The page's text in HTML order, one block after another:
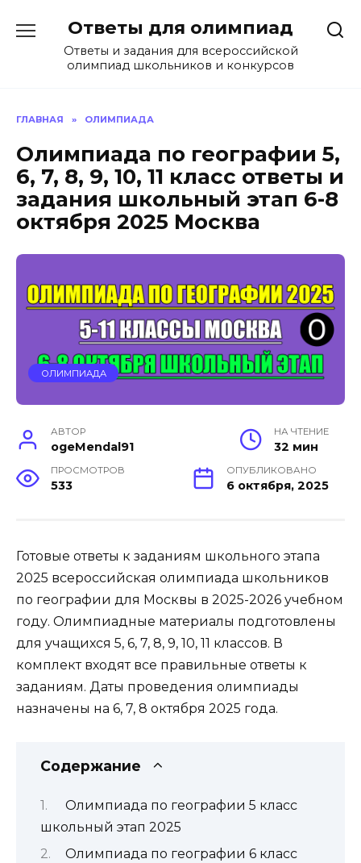
содержанию
Ответы для олимпиад
Ответы и задания для всероссийской
олимпиад школьников и конкурсов
ГЛАВНАЯ » ОЛИМПИАДА
Олимпиада по географии 5,
6, 7, 8, 9, 10, 11 класс ответы и
задания школьный этап 6-8
октября 2025 Москва
ОЛИМПИАДА
АВТОР
ogeMendal91
НА ЧТЕНИЕ
32 мин
ПРОСМОТРОВ
533
ОПУБЛИКОВАНО
6 октября, 2025
Готовые ответы к заданиям школьного этапа
2025 всероссийская олимпиада школьников
по географии для Москвы в 2025-2026 учебном
году. Олимпиадные материалы подготовлены
для учащихся 5, 6, 7, 8, 9, 10, 11 классов. В
комплект входят все правильные ответы к
заданиям. Даты проведения олимпиады
назначены на 6, 7, 8 октября 2025 года.
Содержание
Олимпиада по географии 5 класс
школьный этап 2025
Олимпиада по географии 6 класс